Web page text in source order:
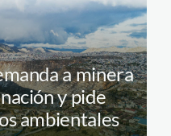
a minera
y pide
ambientales